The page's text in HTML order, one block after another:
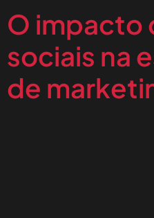
O impacto
sociais na
de